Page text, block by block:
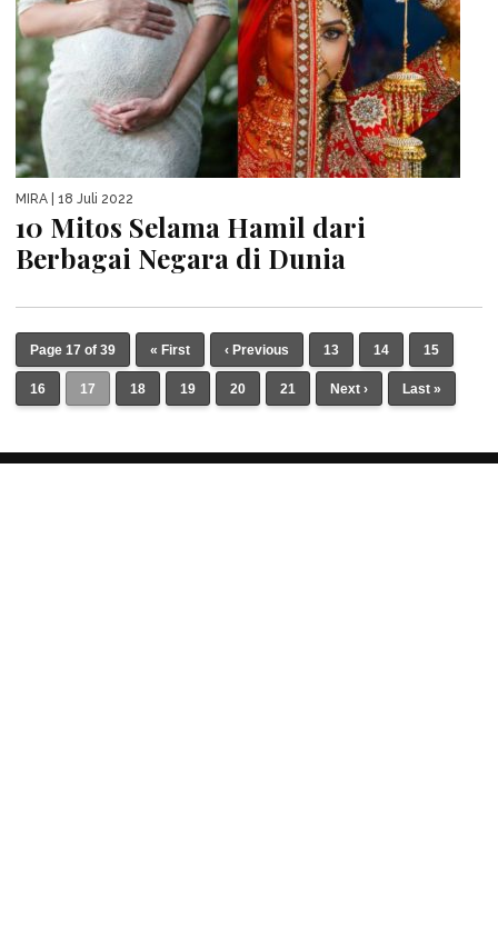
MIRA | 18 Juli 2022
10 Mitos Selama Hamil dari
Berbagai Negara di Dunia
Page 17 of 39 « First ‹ Previous 13 14 15
16 17 18 19 20 21 Next › Last »